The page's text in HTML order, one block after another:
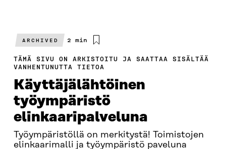
ARCHIVED
Arvioitu
2 min
TÄMÄ SIVU ON ARKISTOITU JA SAATTAA SISÄLTÄÄ
VANHENTUNUTTA TIETOA
Käyttäjälähtöinen
työympäristö
elinkaaripalveluna
Työympäristöllä on merkitystä! Toimistojen
elinkaarimalli ja työympäristö paveluna